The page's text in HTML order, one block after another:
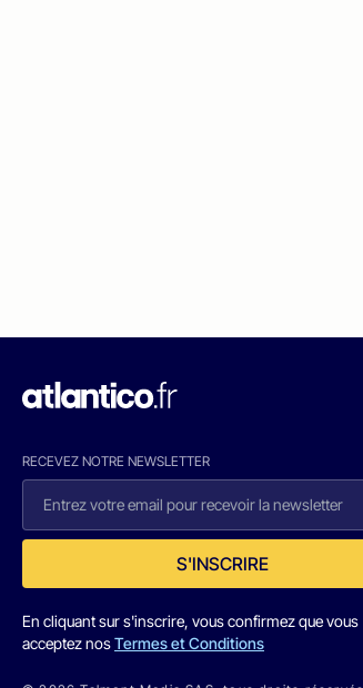
RECEVEZ NOTRE NEWSLETTER
S'INSCRIRE
En cliquant sur s'inscrire, vous confirmez que vous
acceptez nosTermes et Conditions